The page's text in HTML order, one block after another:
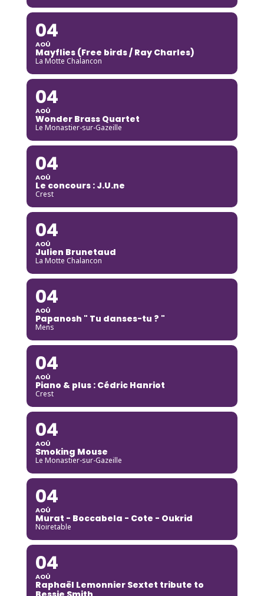
04
AOÛ
Mayflies (Free birds / Ray Charles)
La Motte Chalancon
04
AOÛ
Wonder Brass Quartet
Le Monastier-sur-Gazeille
04
AOÛ
Le concours : J.U.ne
Crest
04
AOÛ
Julien Brunetaud
La Motte Chalancon
04
AOÛ
Papanosh " Tu danses-tu ? "
Mens
04
AOÛ
Piano & plus : Cédric Hanriot
Crest
04
AOÛ
Smoking Mouse
Le Monastier-sur-Gazeille
04
AOÛ
Murat - Boccabela - Cote - Oukrid
Noiretable
04
AOÛ
Raphaël Lemonnier Sextet tribute to